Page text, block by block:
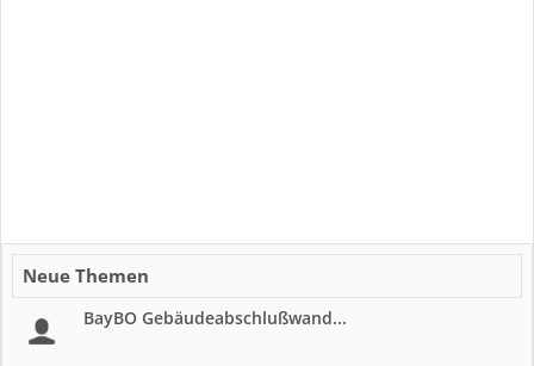
Neue Themen
BayBO Gebäudeabschlußwand...